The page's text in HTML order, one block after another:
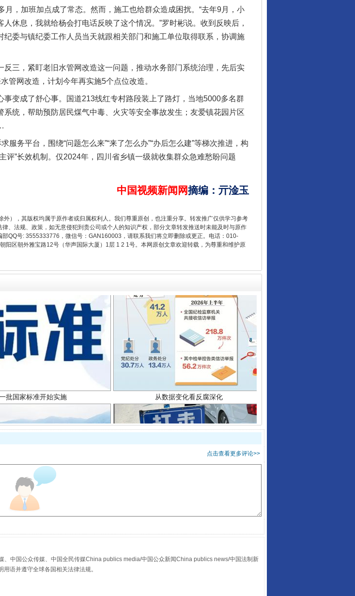
加班加点成了常态。然而，施工也给群众造成困扰。“去年9月，小
休息，我就给杨会打电话反映了这个情况。”罗时彬说。收到反映后，
委与镇纪委工作人员当天就跟相关部门和施工单位取得联系，协调施
，紧盯老旧水管网改造这一问题，推动水务部门系统治理，先后实
管网改造，计划今年再实施5个点位改造。
变成了舒心事。国道213线红专村路段装上了路灯，当地5000多名群
统，帮助预防居民煤气中毒、火灾等安全事故发生；友爱镇花园片区
务平台，围绕“问题怎么来”“来了怎么办”“办后怎么建”等梯次推进，构
评”长效机制。仅2024年，四川省乡镇一级就收集群众急难愁盼问题
中国视频新闻网摘编 ： 亓淦玉
外），其版权均属于原作者或归属权利人。我们尊重原创，也注重分享。转发推广仅供学习参考
、法规、政策，如无意侵犯到贵公司或个人的知识产权，部分文章转发推送时未能及时与原作
QQ号: 3555333776，微信号：GAN160003，请联系我们将立即删除或更正。电话：010-
区朝外雅宝路12号（华声国际大厦）1层 1 2 1号。本网原创文章欢迎转载，为尊重和维护原
条伤亲情 巡回调解促和解.. 行业协会接连发公告
一批国家标准开始实施 从数据变化看反腐深化
酒驾未被当场查获能处罚吗
点击查看更多评论>>
、中国公众传媒、中国全民传媒China publics media/中国公众新闻China publics news/中国法制新
语并遵守全球各国相关法律法规。